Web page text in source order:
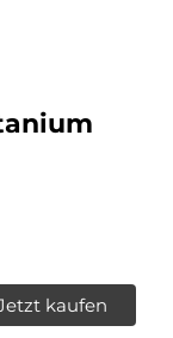
kaufen